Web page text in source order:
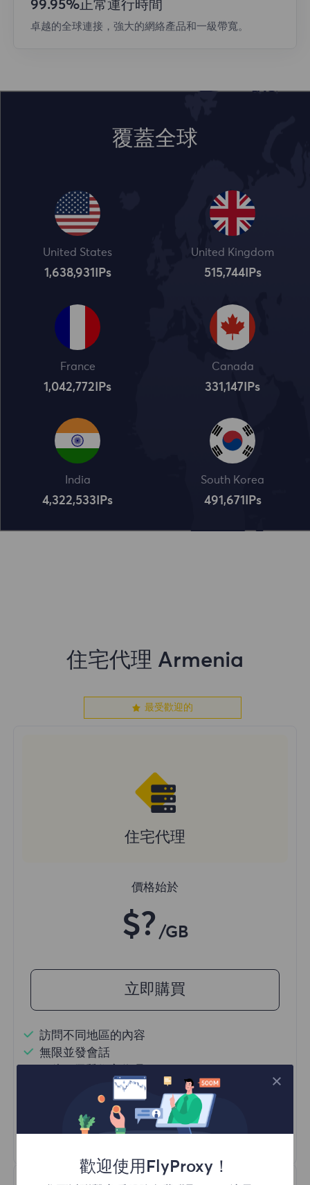
99.95%正常運行時間
卓越的全球連接，強大的網絡產品和一級帶寬。
覆蓋全球
United States
1,638,932 IPs
United Kingdom
515,745IPs
France
1,042,773 IPs
Canada
331,148 IPs
India
4,322,534 IPs
South Korea
491,672 IPs
住宅代理 Armenia
最受歡迎的
住宅代理
價格始於
$? /GB
立即購買
訪問不同地區的內容
無限並發會話
HTTP(S)/SOCKS5
歡迎使用FlyProxy！